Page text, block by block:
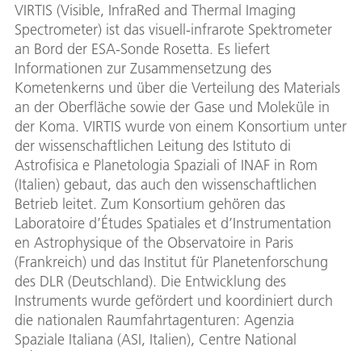
VIRTIS (Visible, InfraRed and Thermal Imaging
Spectrometer) ist das visuell-infrarote Spektrometer
an Bord der ESA-Sonde Rosetta. Es liefert
Informationen zur Zusammensetzung des
Kometenkerns und über die Verteilung des Materials
an der Oberfläche sowie der Gase und Moleküle in
der Koma. VIRTIS wurde von einem Konsortium unter
der wissenschaftlichen Leitung des Istituto di
Astrofisica e Planetologia Spaziali of INAF in Rom
(Italien) gebaut, das auch den wissenschaftlichen
Betrieb leitet. Zum Konsortium gehören das
Laboratoire d’Études Spatiales et d’Instrumentation
en Astrophysique of the Observatoire in Paris
(Frankreich) und das Institut für Planetenforschung
des DLR (Deutschland). Die Entwicklung des
Instruments wurde gefördert und koordiniert durch
die nationalen Raumfahrtagenturen: Agenzia
Spaziale Italiana (ASI, Italien), Centre National